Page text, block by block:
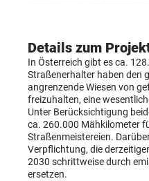
Details zum
In Österreich gibt es ca.
Straßenerhalter haben den
angrenzende Wiesen von
freizuhalten, eine
Unter Berücksichtigung
ca. 260.000 Mähkilometer
Straßenmeistereien.
Verpflichtung, die
2030 schrittweise durch
ersetzen.